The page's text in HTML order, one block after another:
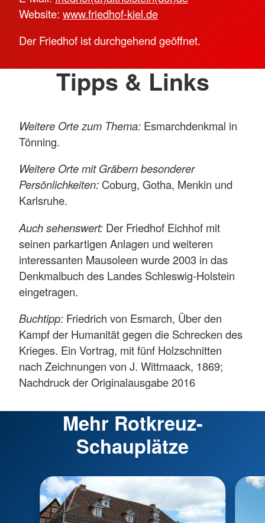
Website: www.friedhof-kiel.de
Der Friedhof ist durchgehend geöffnet.
Tipps & Links
Weitere Orte zum Thema: Esmarchdenkmal in
Tönning.
Weitere Orte mit Gräbern besonderer
Persönlichkeiten: Coburg, Gotha, Menkin und
Karlsruhe.
Auch sehenswert: Der Friedhof Eichhof mit
seinen parkartigen Anlagen und weiteren
interessanten Mausoleen wurde 2003 in das
Denkmalbuch des Landes Schleswig-Holstein
eingetragen.
Buchtipp: Friedrich von Esmarch, Über den
Kampf der Humanität gegen die Schrecken des
Krieges. Ein Vortrag, mit fünf Holzschnitten
nach Zeichnungen von J. Wittmaack, 1869;
Nachdruck der Originalausgabe 2016
Mehr Rotkreuz-
Schauplätze